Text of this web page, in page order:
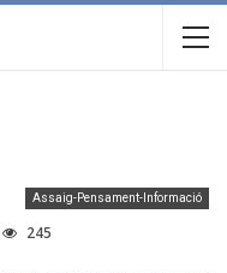
Assaig-Pensament-Informació
245